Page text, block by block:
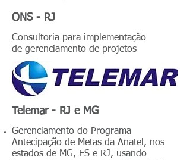
ONS - RJ
Consultoria para implementação
de gerenciamento de projetos
Telemar - RJ e MG
Gerenciamento do Programa
Antecipação de Metas da Anatel, nos
estados de MG, ES e RJ, usando